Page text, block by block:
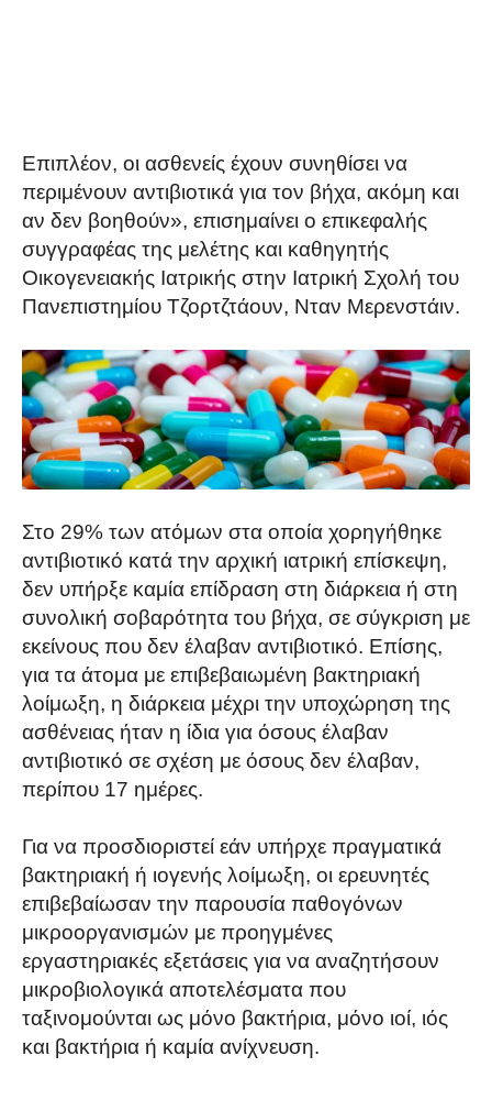
Επιπλέον, οι ασθενείς έχουν συνηθίσει να
περιμένουν αντιβιοτικά για τον βήχα, ακόμη και
αν δεν βοηθούν», επισημαίνει ο επικεφαλής
συγγραφέας της μελέτης και καθηγητής
Οικογενειακής Ιατρικής στην Ιατρική Σχολή του
Πανεπιστημίου Τζορτζτάουν, Νταν Μερενστάιν.
Στο 29% των ατόμων στα οποία χορηγήθηκε
αντιβιοτικό κατά την αρχική ιατρική επίσκεψη,
δεν υπήρξε καμία επίδραση στη διάρκεια ή στη
συνολική σοβαρότητα του βήχα, σε σύγκριση με
εκείνους που δεν έλαβαν αντιβιοτικό. Επίσης,
για τα άτομα με επιβεβαιωμένη βακτηριακή
λοίμωξη, η διάρκεια μέχρι την υποχώρηση της
ασθένειας ήταν η ίδια για όσους έλαβαν
αντιβιοτικό σε σχέση με όσους δεν έλαβαν,
περίπου 17 ημέρες.
Για να προσδιοριστεί εάν υπήρχε πραγματικά
βακτηριακή ή ιογενής λοίμωξη, οι ερευνητές
επιβεβαίωσαν την παρουσία παθογόνων
μικροοργανισμών με προηγμένες
εργαστηριακές εξετάσεις για να αναζητήσουν
μικροβιολογικά αποτελέσματα που
ταξινομούνται ως μόνο βακτήρια, μόνο ιοί, ιός
και βακτήρια ή καμία ανίχνευση.